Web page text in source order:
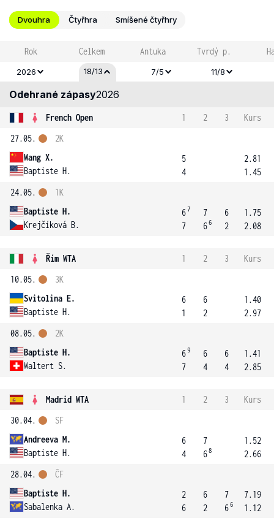
Dvouhra Čtyřhra Smíšené čtyřhry
Rok Celkem Antuka Tvrdý p.
2026 18/13 7/5 11/8
Odehrané zápasy2026
French Open 1 2 3
Kurs
27.05.
Wang X.
Baptiste H.
2K
5
4
2.81
1.45
24.05.
Baptiste H.
Krejčíková B.
1K
67
7
7
66
6
2
1.75
2.08
Řím WTA 1 2 3
Kurs
10.05.
Svitolina E.
Baptiste H.
3K
6
1
6
2
1.40
2.97
08.05.
Baptiste H.
Waltert S.
2K
69
7
6
4
6
4
1.41
2.85
Madrid WTA 1 2 3
Kurs
30.04.
Andreeva M.
Baptiste H.
SF
6
4
7
68
1.52
2.66
28.04.
Baptiste H.
Sabalenka A.
ČF
2
6
6
2
7
66
7.19
1.12